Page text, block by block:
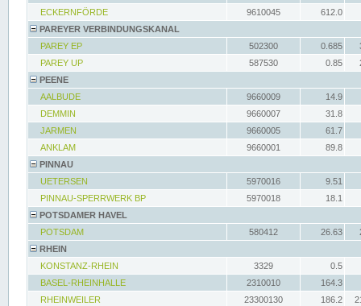
ECKERNFÖRDE
9610045
612.0
PAREYER VERBINDUNGSKANAL
PAREY EP
502300 0.685
PAREY UP
587530 0.85
PEENE
AALBUDE
9660009
14.9
DEMMIN
9660007
31.8
JARMEN
9660005
61.7
ANKLAM
9660001
89.8
PINNAU
UETERSEN
5970016
9.51
PINNAU-SPERRWERK BP
5970018
18.1
POTSDAMER HAVEL
POTSDAM
580412 26.63
RHEIN
KONSTANZ-RHEIN
3329
0.5
BASEL-RHEINHALLE
2310010
164.3
RHEINWEILER
23300130 186.2